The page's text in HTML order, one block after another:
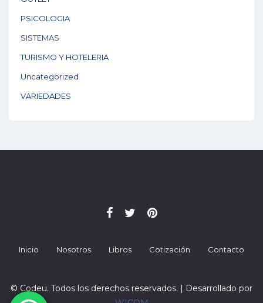
PSICOLOGIA
SISTEMAS
TURISMO Y HOTELERIA
Uncategorized
VARIEDADES
Inicio Nosotros Libros Cotización Contacto
© Codeu. Todos los derechos reservados. | Desarrollado por